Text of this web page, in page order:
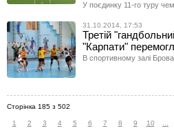
У поєдинку 11-го туру
31.10.2014, 17:53
Третій
"Карпати"
В спортивному залі
Сторінка 185 з 502
1 2 3 4 5 6 7 8 9 10